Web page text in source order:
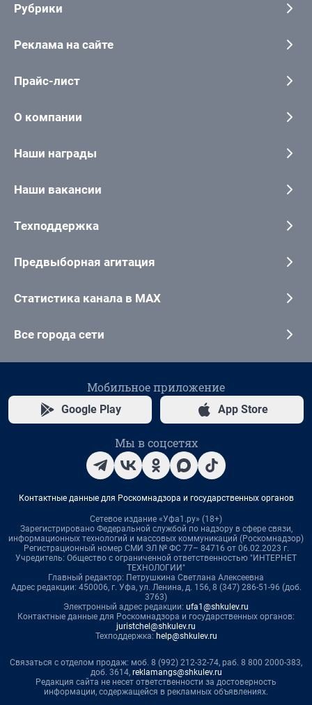
Рубрики
Реклама на сайте
Прайс-лист
О компании
Наши награды
Наши вакансии
Техподдержка
Предвыборная агитация
Статистика канала в MAX
Все города сети
Мобильное приложение
Google Play App Store
Мы в соцсетях
Контактные данные для Роскомнадзора и государственных органов
Сетевое издание «Уфа1.ру» (18+)
Зарегистрировано Федеральной службой по надзору в сфере связи,
информационных технологий и массовых коммуникаций (Роскомнадзор)
Регистрационный номер СМИ ЭЛ № ФС 77– 84716 от 06.02.2023 г.
Учредитель: Общество с ограниченной ответственностью "ИНТЕРНЕТ
ТЕХНОЛОГИИ"
Главный редактор: Петрушкина Светлана Алексеевна
Адрес редакции: 450006, г. Уфа, ул. Ленина, д. 156, 8 (347) 286-51-96 (доб.
3763)
Электронный адрес редакции: ufa1@shkulev.ru
Контактные данные для Роскомнадзора и государственных органов:
juristchel@shkulev.ru
Техподдержка: help@shkulev.ru
Связаться с отделом продаж: моб. 8 (992) 212-32-74, раб. 8 800 2000-383,
доб. 3614, reklamangs@shkulev.ru
Редакция сайта не несет ответственности за достоверность
информации, содержащейся в рекламных объявлениях.